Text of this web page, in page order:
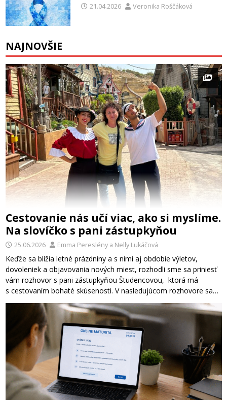
21.04.2026 Veronika Roščáková
NAJNOVŠIE
Cestovanie nás učí viac, ako si myslíme.
Na slovíčko s pani zástupkyňou
25.06.2026 Emma Pereslénya Nelly Lukáčová
Keďže sa blížia letné prázdniny a s nimi aj obdobie výletov,
dovoleniek a objavovania nových miest, rozhodli sme sa priniesť
vám rozhovor s pani zástupkyňou Študencovou, ktorá má
s cestovaním bohaté skúsenosti. V nasledujúcom rozhovore sa…